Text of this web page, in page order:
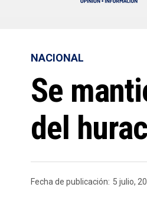
NACIONAL
Se
del
Fecha de publicación: 5 julio,